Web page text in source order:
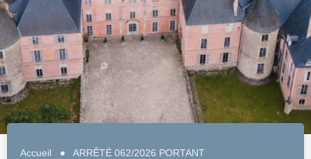
Accueil ● ARRÊTÉ 062/2026 PORTANT